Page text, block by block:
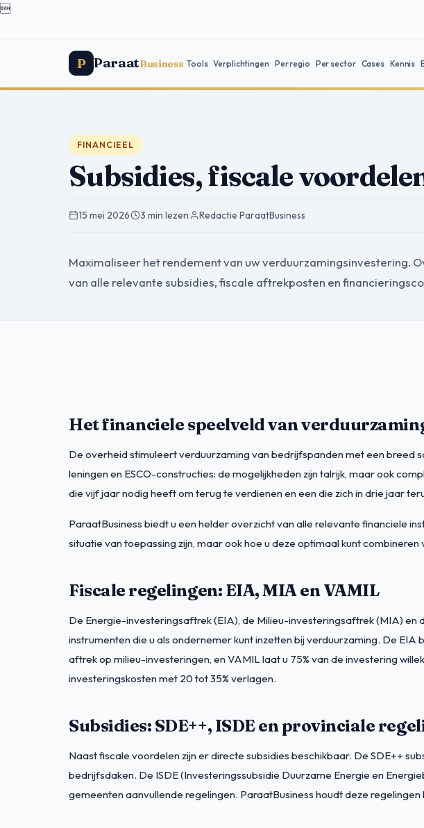

P ParaatBusiness Tools Verplichtingen Per regio Per sector Cases Kennis
FINANCIEEL
Subsidies, fiscale
15 mei 2026· 3 min lezen· Redactie ParaatBusiness
Maximaliseer het rendement van uw verduurzamingsinvestering.
van alle relevante subsidies, fiscale aftrekposten en
Het financiele speelveld van
De overheid stimuleert verduurzaming van bedrijfspanden met een breed
leningen en ESCO-constructies: de mogelijkheden zijn talrijk, maar ook
die vijf jaar nodig heeft om terug te verdienen en een die zich in drie jaar
ParaatBusiness biedt u een helder overzicht van alle relevante financiele
situatie van toepassing zijn, maar ook hoe u deze optimaal kunt
Fiscale regelingen: EIA, MIA en VAMIL
De Energie-investeringsaftrek (EIA), de Milieu-investeringsaftrek (MIA)
instrumenten die u als ondernemer kunt inzetten bij verduurzaming. De
aftrek op milieu-investeringen, en VAMIL laat u 75% van de investering
investeringskosten met 20 tot 35% verlagen.
Subsidies: SDE++, ISDE en provinciale
Naast fiscale voordelen zijn er directe subsidies beschikbaar. De SDE++
bedrijfsdaken. De ISDE (Investeringssubsidie Duurzame Energie en
gemeenten aanvullende regelingen. ParaatBusiness houdt deze